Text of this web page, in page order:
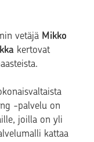
vetäjä Mikko
kertovat
-palvelu on
joilla on yli
kattaa